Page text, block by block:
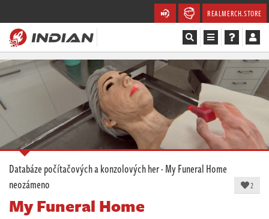
REALMERCH.STORE
Magazín
Videa
Soutěže
Databáze
Databáze počítačových a konzolových her·My Funeral Home
neozámeno
2
My Funeral Home